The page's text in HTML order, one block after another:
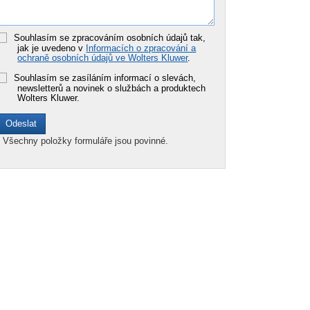
Souhlasím se zpracováním osobních údajů tak,
jak je uvedeno v Informacích o zpracování a
ochraně osobních údajů ve Wolters Kluwer.
Souhlasím se zasíláním informací o slevách,
newsletterů a novinek o službách a produktech
Wolters Kluwer.
Všechny položky formuláře jsou povinné.